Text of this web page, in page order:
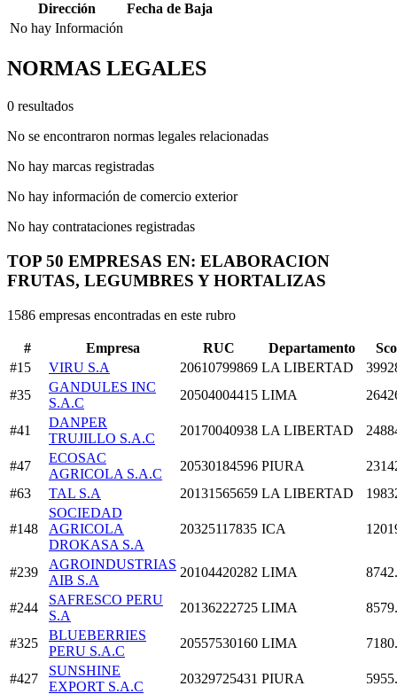
Dirección
Fecha de Baja
No hay Información
NORMAS LEGALES
0 resultados
No se encontraron normas legales relacionadas
No hay marcas registradas
No hay información de comercio exterior
No hay contrataciones registradas
TOP 50 EMPRESAS EN: ELABORACION
FRUTAS, LEGUMBRES Y HORTALIZAS
1586 empresas encontradas en este rubro
# Empresa RUC Departamento
#15
VIRU S.A 20610799869 LA LIBERTAD
#35
GANDULES INC
S.A.C
20504004415 LIMA
#41
DANPER
TRUJILLO S.A.C
20170040938 LA LIBERTAD
#47
ECOSAC
AGRICOLA S.A.C
20530184596 PIURA
#63
TAL S.A 20131565659 LA LIBERTAD
#148
SOCIEDAD
AGRICOLA
DROKASA S.A
20325117835 ICA
#239
AGROINDUSTRIAS
AIB S.A
20104420282 LIMA
#244
SAFRESCO PERU
S.A
20136222725 LIMA
#325
BLUEBERRIES
PERU S.A.C
20557530160 LIMA
#427
SUNSHINE
EXPORT S.A.C
20329725431 PIURA